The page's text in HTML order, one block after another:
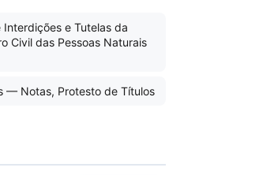
e Tutelas da
Civil das Pessoas Naturais
— Notas, Protesto de Títulos